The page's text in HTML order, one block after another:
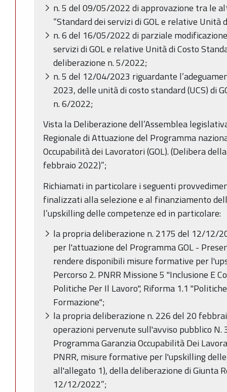
n. 5 del 09/05/2022 di approvazione tra le
“Standard dei servizi di GOL e relative Unità
n. 6 del 16/05/2022 di parziale
servizi di GOL e relative Unità di Costo
deliberazione n. 5/2022;
n. 5 del 12/04/2023 riguardante
2023, delle unità di costo standard (UCS) di
n. 6/2022;
Vista la Deliberazione dell’Assemblea
Regionale di Attuazione del Programma
Occupabilità dei Lavoratori (GOL). (Delibera
febbraio 2022)”;
Richiamati in particolare i seguenti
finalizzati alla selezione e al finanziamento
l’upskilling delle competenze ed in particolare:
la propria deliberazione n. 2175 del 12/12/
per l'attuazione del Programma GOL -
rendere disponibili misure formative per
Percorso 2. PNRR Missione 5 "Inclusione E
Politiche Per Il Lavoro", Riforma 1.1
Formazione";
la propria deliberazione n. 226 del 20
operazioni pervenute sull'avviso pubblico
Programma Garanzia Occupabilità Dei
PNRR, misure formative per l'upskilling
all'allegato 1), della deliberazione di Giunta
12/12/2022”;